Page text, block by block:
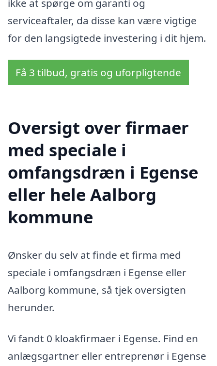
serviceaftaler, da disse kan være vigtige
for den langsigtede investering i dit hjem.
Få 3 tilbud, gratis og uforpligtende
Oversigt over firmaer
med speciale i
omfangsdræn i Egense
eller hele Aalborg
kommune
Ønsker du selv at finde et firma med
speciale i omfangsdræn i Egense eller
Aalborg kommune, så tjek oversigten
herunder.
Vi fandt 0 kloakfirmaer i Egense. Find en
anlægsgartner eller entreprenør i Egense